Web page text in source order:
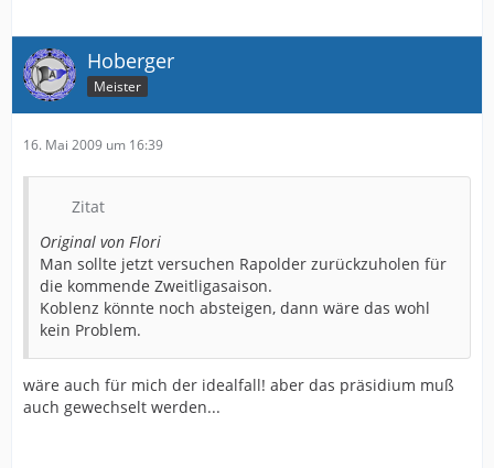
Hoberger
Meister
16. Mai 2009 um 16:39
Zitat
Original von Flori
Man sollte jetzt versuchen Rapolder zurückzuholen für
die kommende Zweitligasaison.
Koblenz könnte noch absteigen, dann wäre das wohl
kein Problem.
wäre auch für mich der idealfall! aber das präsidium muß
auch gewechselt werden...